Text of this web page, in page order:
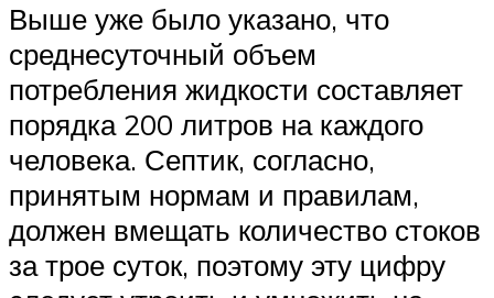
Выше уже было указано, что
среднесуточный объем
потребления жидкости составляет
порядка 200 литров на каждого
человека. Септик, согласно,
принятым нормам и правилам,
должен вмещать количество стоков
за трое суток, поэтому эту цифру